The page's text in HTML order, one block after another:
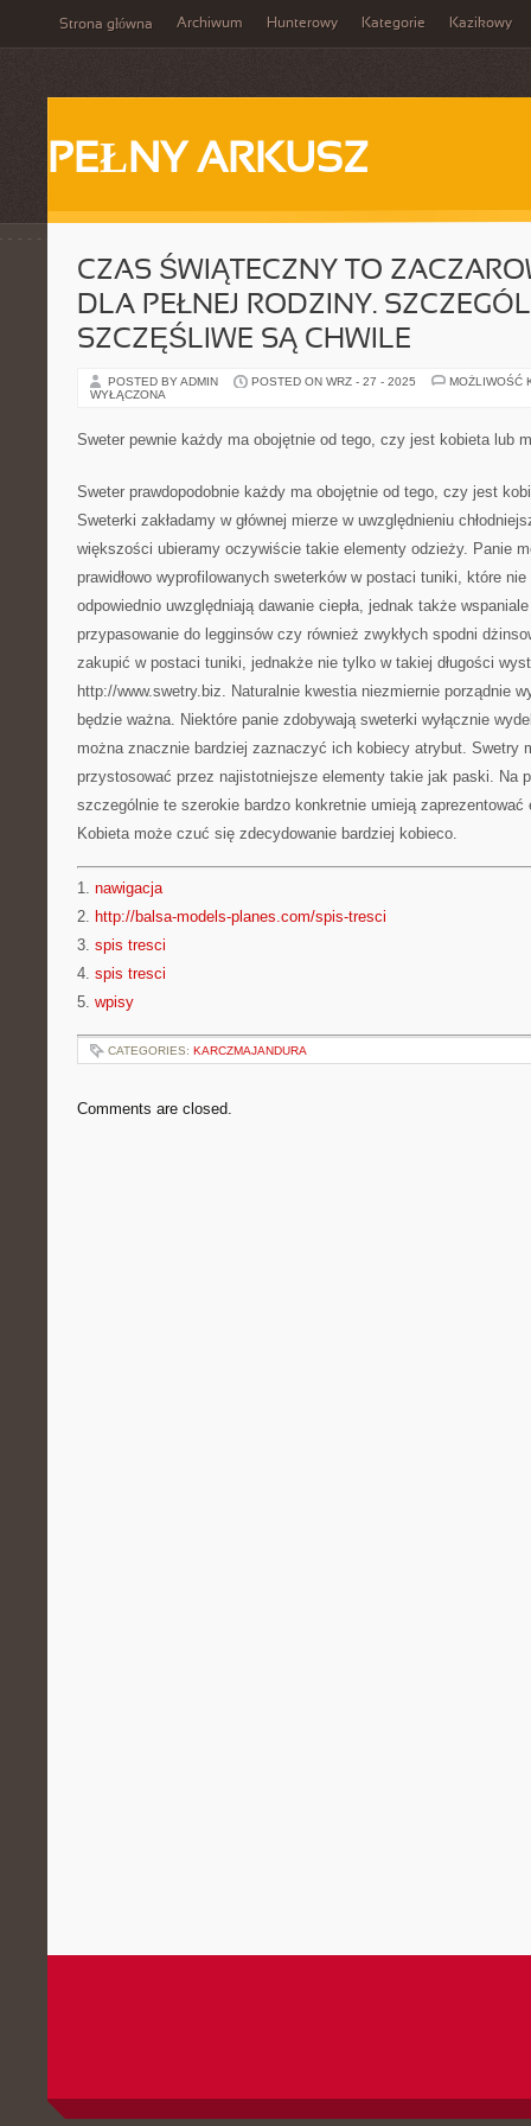
Strona główna Archiwum Hunterowy Kategorie Kazikowy
PEŁNY ARKUSZ
CZAS ŚWIĄTECZNY TO
DLA PEŁNEJ RODZINY.
SZCZĘŚLIWE SĄ CHWILE
POSTED BY ADMIN POSTED ON WRZ - 27 - 2025
MOŻLIWOŚĆ
WYŁĄCZONA
Sweter pewnie każdy ma obojętnie od tego, czy jest kobieta lub
Sweter prawdopodobnie każdy ma obojętnie od tego, czy jest
Sweterki zakładamy w głównej mierze w uwzględnieniu
większości ubieramy oczywiście takie elementy odzieży. Panie
prawidłowo wyprofilowanych sweterków w postaci tuniki, które
odpowiednio uwzględniają dawanie ciepła, jednak także
przypasowanie do legginsów czy również zwykłych spodni
zakupić w postaci tuniki, jednakże nie tylko w takiej długości
http://www.swetry.biz. Naturalnie kwestia niezmiernie porządnie
będzie ważna. Niektóre panie zdobywają sweterki wyłącznie
można znacznie bardziej zaznaczyć ich kobiecy atrybut. Swetry
przystosować przez najistotniejsze elementy takie jak paski. Na
szczególnie te szerokie bardzo konkretnie umieją zaprezentować
Kobieta może czuć się zdecydowanie bardziej kobieco.
1. nawigacja
2. http://balsa-models-planes.com/spis-tresci
3. spis tresci
4. spis tresci
5. wpisy
CATEGORIES: KARCZMAJANDURA
Comments are closed.